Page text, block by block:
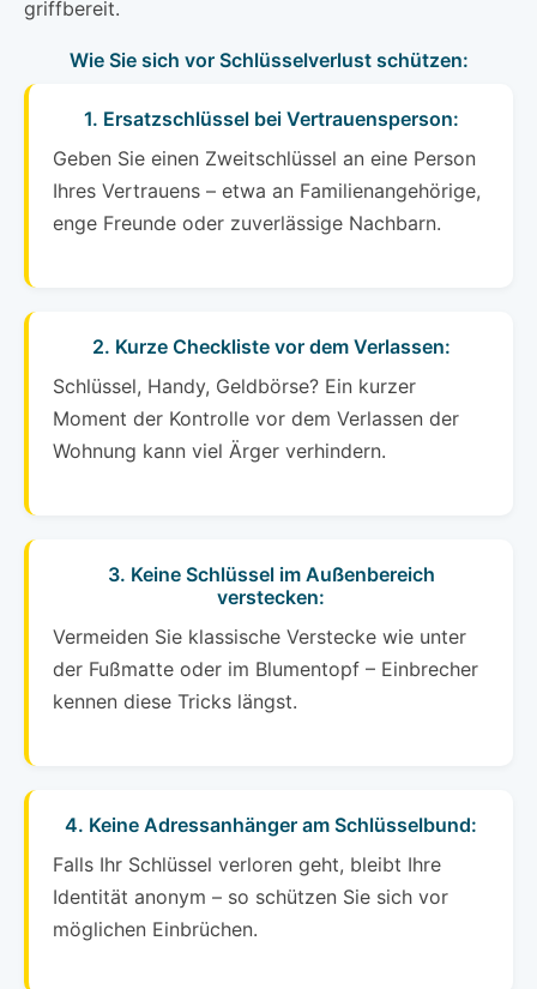
griffbereit.
Wie Sie sich vor Schlüsselverlust schützen:
1. Ersatzschlüssel bei Vertrauensperson:
Geben Sie einen Zweitschlüssel an eine Person
Ihres Vertrauens – etwa an Familienangehörige,
enge Freunde oder zuverlässige Nachbarn.
2. Kurze Checkliste vor dem Verlassen:
Schlüssel, Handy, Geldbörse? Ein kurzer
Moment der Kontrolle vor dem Verlassen der
Wohnung kann viel Ärger verhindern.
3. Keine Schlüssel im Außenbereich
verstecken:
Vermeiden Sie klassische Verstecke wie unter
der Fußmatte oder im Blumentopf – Einbrecher
kennen diese Tricks längst.
4. Keine Adressanhänger am Schlüsselbund:
Falls Ihr Schlüssel verloren geht, bleibt Ihre
Identität anonym – so schützen Sie sich vor
möglichen Einbrüchen.